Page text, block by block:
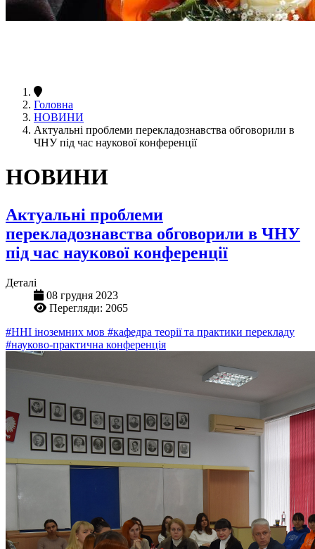
Головна
НОВИНИ
Актуальні проблеми перекладознавства обговорили в
ЧНУ під час наукової конференції
НОВИНИ
Актуальні проблеми
перекладознавства обговорили в ЧНУ
під час наукової конференції
Деталі
08 грудня 2023
Перегляди: 2065
#ННІ іноземних мов #кафедра теорії та практики перекладу
#науково-практична конференція